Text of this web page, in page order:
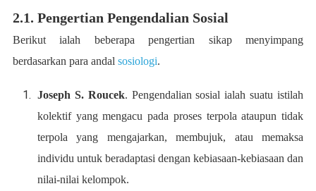
2.1. Pengertian Pengendalian Sosial
Berikut ialah beberapa pengertian sikap menyimpang
berdasarkan para andal sosiologi.
Joseph S. Roucek. Pengendalian sosial ialah suatu istilah
kolektif yang mengacu pada proses terpola ataupun tidak
terpola yang mengajarkan, membujuk, atau memaksa
individu untuk beradaptasi dengan kebiasaan-kebiasaan dan
nilai-nilai kelompok.